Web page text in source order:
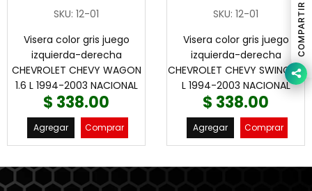
SKU: 12-01
Visera color gris juego
izquierda-derecha
CHEVROLET CHEVY WAGON
1.6 L 1994-2003 NACIONAL
$ 338.00
Agregar Comprar
SKU: 12-01
Visera color gris juego
izquierda-derecha
CHEVROLET CHEVY SWING 1.6
L 1994-2003 NACIONAL
$ 338.00
Agregar Comprar
COMPARTIR